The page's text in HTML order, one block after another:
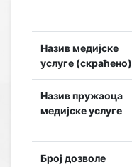
Назив медијске
услуге (скраћено)
Назив пружаоца
медијске услуге
Број дозволе